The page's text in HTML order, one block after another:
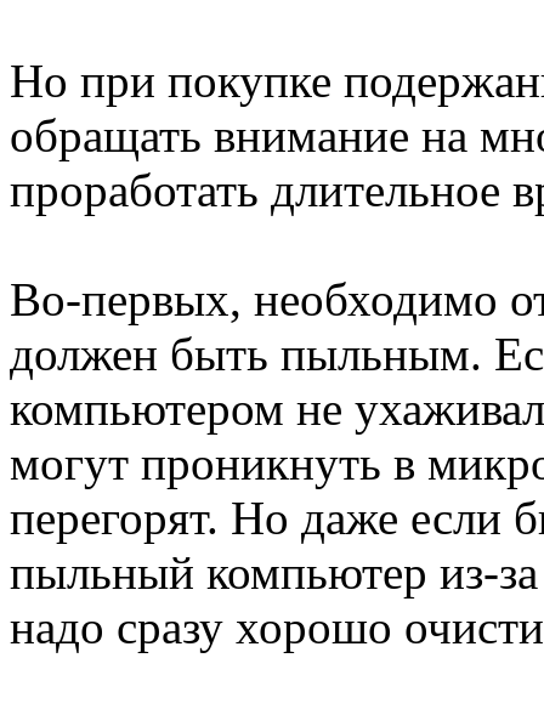
Но при покупке
обращать внимание на
проработать длительное
Во-первых, необходимо
должен быть пыльным.
компьютером не
могут проникнуть в
перегорят. Но даже если
пыльный компьютер из-
надо сразу хорошо